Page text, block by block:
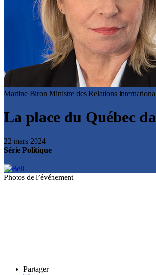
Martine Biron Ministre des Relations
La place du Québec
22 mars 2024
Série Politique
Photos de l’événement
Partager